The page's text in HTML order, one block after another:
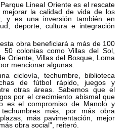
Lineal Oriente es el rescate
la calidad de vida de los
y es una inversión también en
deporte, cultura e integración
obra beneficiará a más de 100
colonias como Villas del Sol,
Oriente, Villas del Bosque, Loma
mencionar algunas.
ciclovía, techumbre, biblioteca
de fútbol rápido, juegos y
otras áreas. Sabemos que el
por el crecimiento abismal que
es el compromiso de Manolo y
más, por más obra
más pavimentación, mejor
obra social”, reiteró.